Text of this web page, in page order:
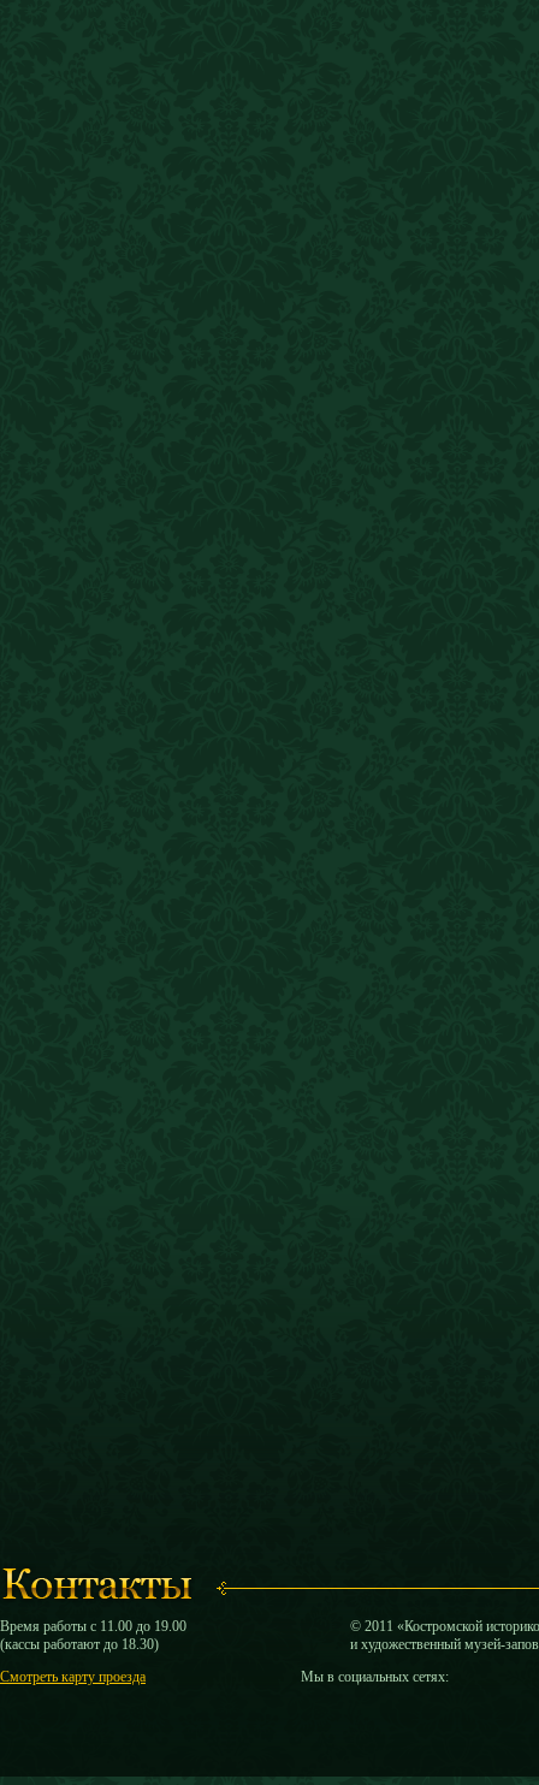
Время работы с 11.00 до 19.00
(кассы работают до 18.30)
Смотреть карту проезда
© 2011 «Костромской
и художественный музей-
Мы в социальных сетях: